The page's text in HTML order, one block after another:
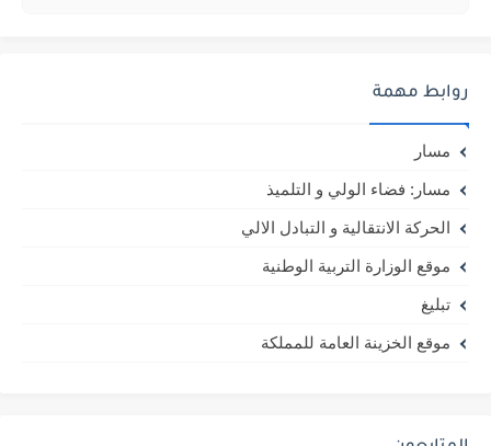
روابط مهمة
مسار
مسار: فضاء الولي و التلميذ
الحركة الانتقالية و التبادل الالي
موقع الوزارة التربية الوطنية
تبليغ
موقع الخزينة العامة للمملكة